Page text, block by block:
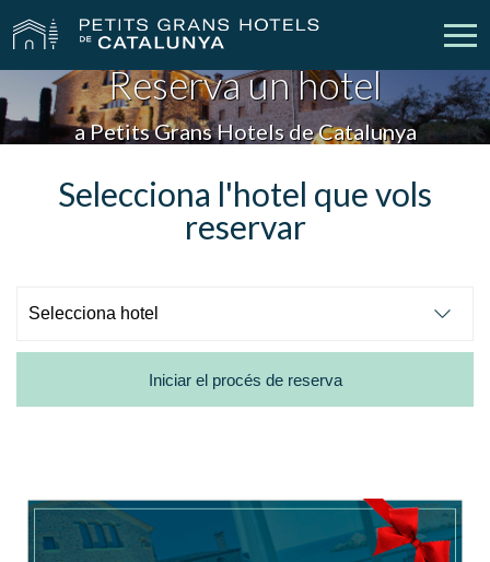
Els Nostres Hotels Escapades
Casaments
Descobreix Catalunya
Ubicació/nom de l'hotel
Reserva un hotel
a Petits Grans Hotels de Catalunya
Selecciona l'hotel que vols
reservar
Iniciar el procés de reserva